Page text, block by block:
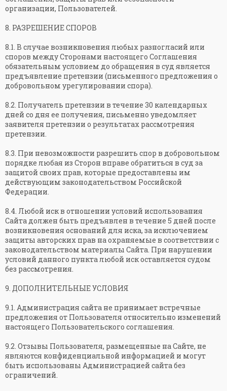
организации, Пользователей.
8. РАЗРЕШЕНИЕ СПОРОВ
8.1. В случае возникновения любых разногласий или
споров между Сторонами настоящего Соглашения
обязательным условием до обращения в суд является
предъявление претензии (письменного предложения о
добровольном урегулировании спора).
8.2. Получатель претензии в течение 30 календарных
дней со дня ее получения, письменно уведомляет
заявителя претензии о результатах рассмотрения
претензии.
8.3. При невозможности разрешить спор в добровольном
порядке любая из Сторон вправе обратиться в суд за
защитой своих прав, которые предоставлены им
действующим законодательством Российской
Федерации.
8.4. Любой иск в отношении условий использования
Сайта должен быть предъявлен в течение 5 дней после
возникновения оснований для иска, за исключением
защиты авторских прав на охраняемые в соответствии с
законодательством материалы Сайта. При нарушении
условий данного пункта любой иск оставляется судом
без рассмотрения.
9. ДОПОЛНИТЕЛЬНЫЕ УСЛОВИЯ
9.1. Администрация сайта не принимает встречные
предложения от Пользователя относительно изменений
настоящего Пользовательского соглашения.
9.2. Отзывы Пользователя, размещенные на Сайте, не
являются конфиденциальной информацией и могут
быть использованы Администрацией сайта без
ограничений.